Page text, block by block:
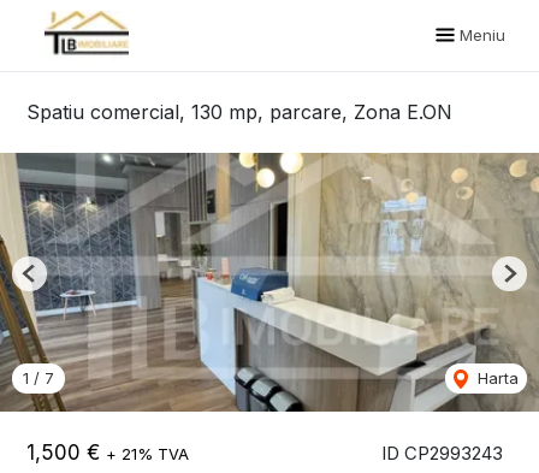
Meniu
Spatiu comercial, 130 mp, parcare, Zona E.ON
ID CP2993243
1,500 € + 21% TVA
1 / 7 Harta
Previous